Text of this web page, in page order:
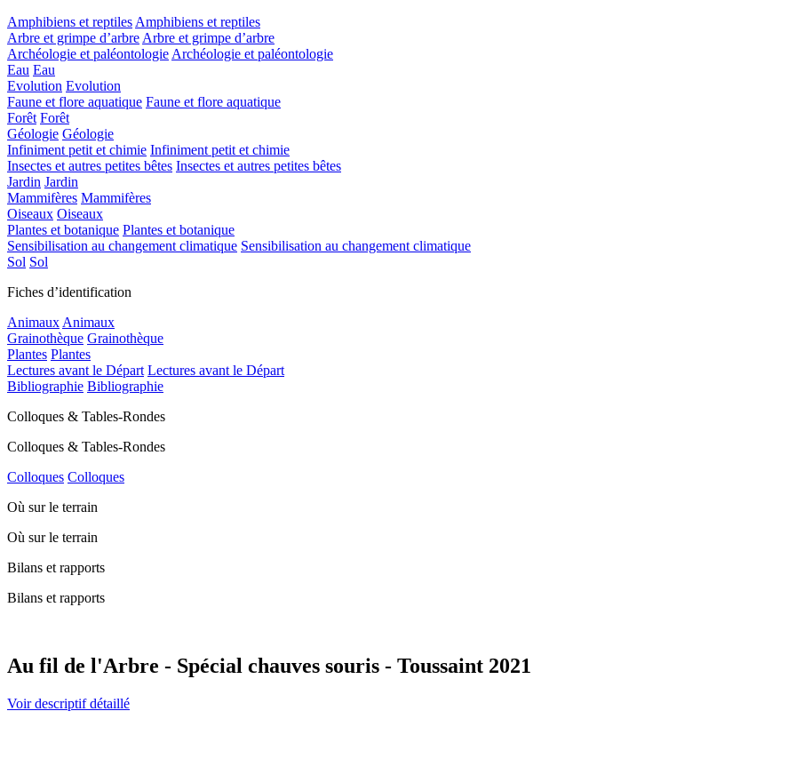
Amphibiens et reptiles Amphibiens et reptiles
Arbre et grimpe d’arbre Arbre et grimpe d’arbre
Archéologie et paléontologie Archéologie et paléontologie
Eau Eau
Evolution Evolution
Faune et flore aquatique Faune et flore aquatique
Forêt Forêt
Géologie Géologie
Infiniment petit et chimie Infiniment petit et chimie
Insectes et autres petites bêtes Insectes et autres petites bêtes
Jardin Jardin
Mammifères Mammifères
Oiseaux Oiseaux
Plantes et botanique Plantes et botanique
Sensibilisation au changement climatique Sensibilisation au changement climatique
Sol Sol
Fiches d’identification
Animaux Animaux
Grainothèque Grainothèque
Plantes Plantes
Lectures avant le Départ Lectures avant le Départ
Bibliographie Bibliographie
Colloques & Tables-Rondes
Colloques & Tables-Rondes
Colloques Colloques
Où sur le terrain
Où sur le terrain
Bilans et rapports
Bilans et rapports
Au fil de l'Arbre - Spécial chauves souris - Toussaint 2021
Voir descriptif détaillé